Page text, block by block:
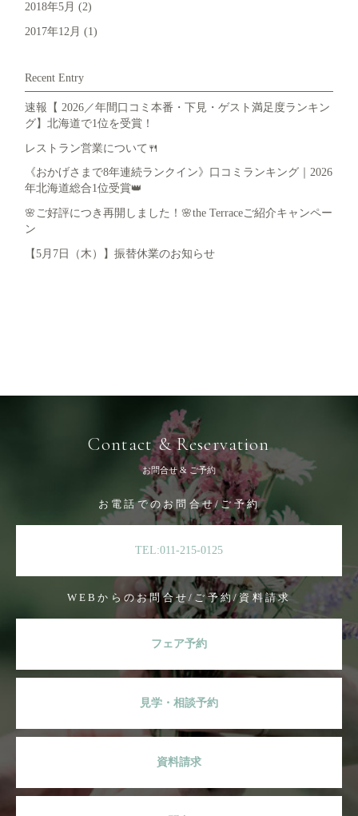
2018年5月 (2)
2017年12月 (1)
Recent Entry
速報【 2026／年間口コミ本番・下見・ゲスト満足度ランキン
グ】北海道で1位を受賞！
レストラン営業について🍴
《おかげさまで8年連続ランクイン》口コミランキング｜2026
年北海道総合1位受賞👑
🌸ご好評につき再開しました！🌸the Terraceご紹介キャンペー
ン
【5月7日（木）】振替休業のお知らせ
Contact & Reservation
お問合せ & ご予約
お電話でのお問合せ/ご予約
TEL:011-215-0125
WEBからのお問合せ/ご予約/資料請求
フェア予約
見学・相談予約
資料請求